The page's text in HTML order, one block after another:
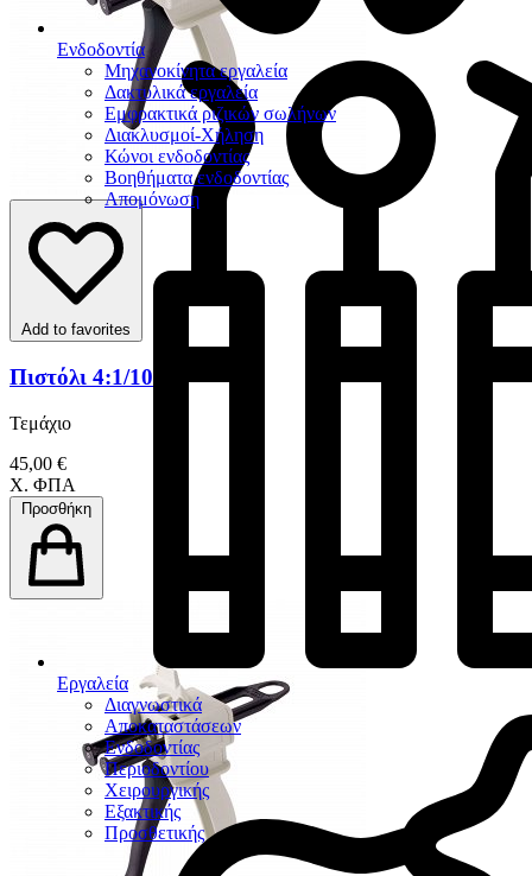
Ενδοδοντία
Μηχανοκίνητα εργαλεία
Δακτυλικά εργαλεία
Εμφρακτικά ριζικών σωλήνων
Διακλυσμοί-Χήληση
Κώνοι ενδοδοντίας
Βοηθήματα ενδοδοντίας
Απομόνωση
Εργαλεία
Διαγνωστικά
Αποκαταστάσεων
Ενδοδοντίας
Περιοδοντίου
Χειρουργικής
Εξακτικής
Προσθετικής
Add to favorites
Πιστόλι 4:1/10:1
Τεμάχιο
45,00 €
Χ. ΦΠΑ
Προσθήκη